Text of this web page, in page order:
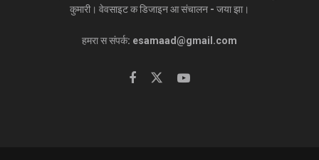
कुमारी। वेवसाइट क डिजाइन आ संचालन - जया झा।
हमरा स संपर्क: esamaad@gmail.com